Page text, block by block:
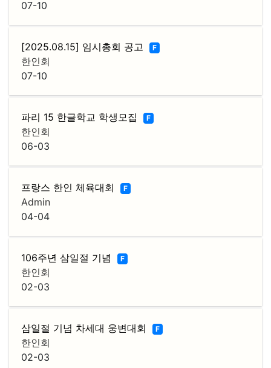
07-10
[2025.08.15] 임시총회 공고 F
한인회
07-10
파리 15 한글학교 학생모집 F
한인회
06-03
프랑스 한인 체육대회 F
Admin
04-04
106주년 삼일절 기념 F
한인회
02-03
삼일절 기념 차세대 웅변대회 F
한인회
02-03